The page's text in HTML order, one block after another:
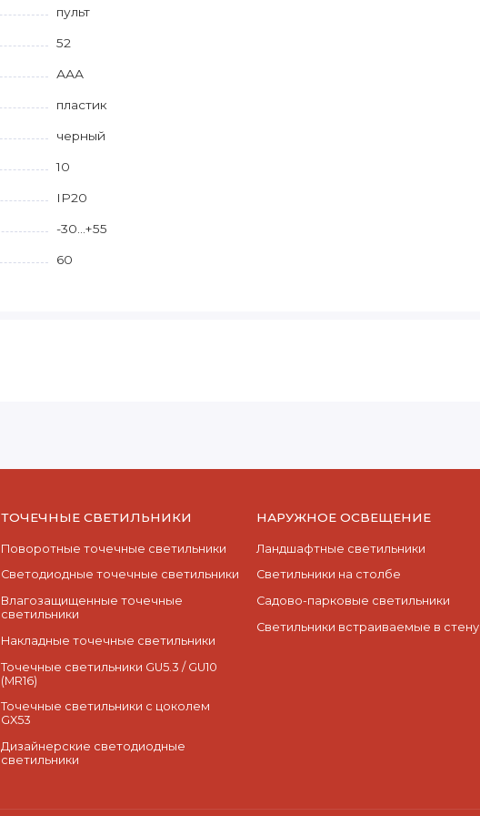
пульт
52
ААА
пластик
черный
10
IP20
-30...+55
60
ТОЧЕЧНЫЕ СВЕТИЛЬНИКИ
Поворотные точечные светильники
Cветодиодные точечные светильники
Влагозащищенные точечные
светильники
Накладные точечные светильники
Точечные светильники GU5.3 / GU10
(MR16)
Точечные светильники с цоколем
GX53
Дизайнерские светодиодные
светильники
НАРУЖНОЕ ОСВЕЩЕНИЕ
Ландшафтные светильники
Светильники на столбе
Садово-парковые светильники
Светильники встраиваемые в стену